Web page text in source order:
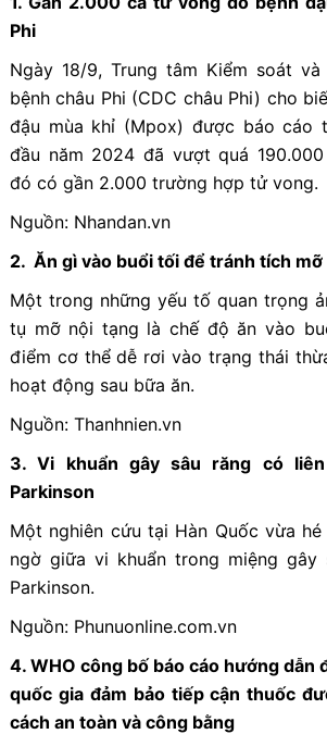
Phi
Ngày 18/9, Trung tâm Kiểm soát
bệnh châu Phi (CDC châu Phi) cho
đậu mùa khỉ (Mpox) được báo cáo
đầu năm 2024 đã vượt quá
đó có gần 2.000 trường hợp tử vong.
Nguồn: Nhandan.vn
2. Ăn gì vào buổi tối để tránh tích mỡ
Một trong những yếu tố quan trọng
tụ mỡ nội tạng là chế độ ăn vào
điểm cơ thể dễ rơi vào trạng thái
hoạt động sau bữa ăn.
Nguồn: Thanhnien.vn
3. Vi khuẩn gây sâu răng có
Parkinson
Một nghiên cứu tại Hàn Quốc vừa
ngờ giữa vi khuẩn trong miệng gây
Parkinson.
Nguồn: Phunuonline.com.vn
4. WHO công bố báo cáo hướng dẫn
quốc gia đảm bảo tiếp cận thuốc
cách an toàn và công bằng